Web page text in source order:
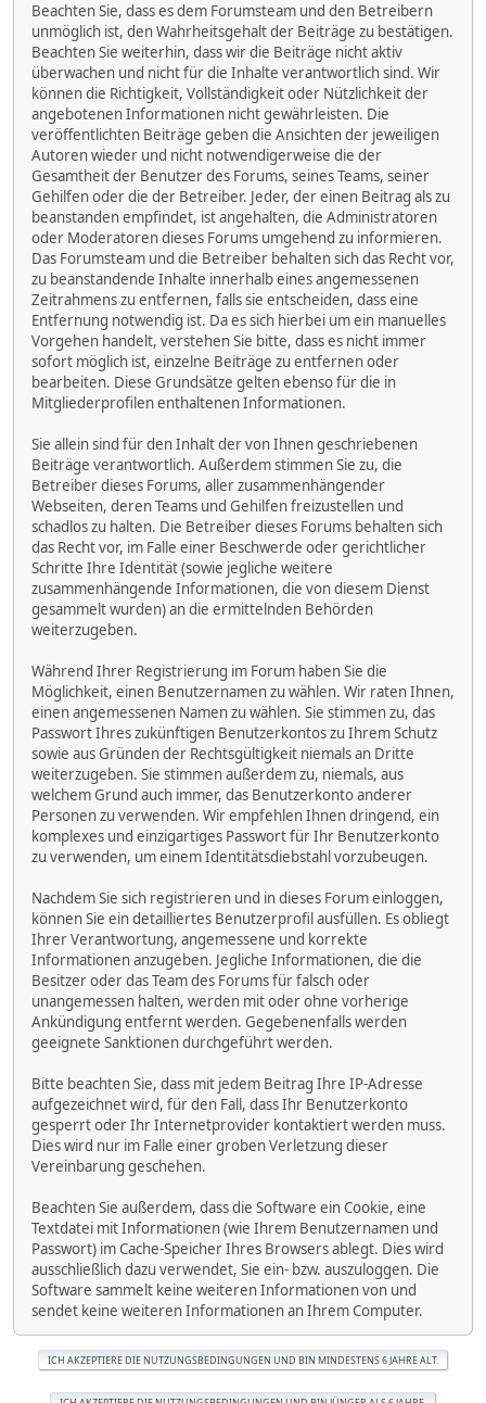
Beachten Sie, dass es dem Forumsteam und den Betreibern
unmöglich ist, den Wahrheitsgehalt der Beiträge zu bestätigen.
Beachten Sie weiterhin, dass wir die Beiträge nicht aktiv
überwachen und nicht für die Inhalte verantwortlich sind. Wir
können die Richtigkeit, Vollständigkeit oder Nützlichkeit der
angebotenen Informationen nicht gewährleisten. Die
veröffentlichten Beiträge geben die Ansichten der jeweiligen
Autoren wieder und nicht notwendigerweise die der
Gesamtheit der Benutzer des Forums, seines Teams, seiner
Gehilfen oder die der Betreiber. Jeder, der einen Beitrag als zu
beanstanden empfindet, ist angehalten, die Administratoren
oder Moderatoren dieses Forums umgehend zu informieren.
Das Forumsteam und die Betreiber behalten sich das Recht vor,
zu beanstandende Inhalte innerhalb eines angemessenen
Zeitrahmens zu entfernen, falls sie entscheiden, dass eine
Entfernung notwendig ist. Da es sich hierbei um ein manuelles
Vorgehen handelt, verstehen Sie bitte, dass es nicht immer
sofort möglich ist, einzelne Beiträge zu entfernen oder
bearbeiten. Diese Grundsätze gelten ebenso für die in
Mitgliederprofilen enthaltenen Informationen.
Sie allein sind für den Inhalt der von Ihnen geschriebenen
Beiträge verantwortlich. Außerdem stimmen Sie zu, die
Betreiber dieses Forums, aller zusammenhängender
Webseiten, deren Teams und Gehilfen freizustellen und
schadlos zu halten. Die Betreiber dieses Forums behalten sich
das Recht vor, im Falle einer Beschwerde oder gerichtlicher
Schritte Ihre Identität (sowie jegliche weitere
zusammenhängende Informationen, die von diesem Dienst
gesammelt wurden) an die ermittelnden Behörden
weiterzugeben.
Während Ihrer Registrierung im Forum haben Sie die
Möglichkeit, einen Benutzernamen zu wählen. Wir raten Ihnen,
einen angemessenen Namen zu wählen. Sie stimmen zu, das
Passwort Ihres zukünftigen Benutzerkontos zu Ihrem Schutz
sowie aus Gründen der Rechtsgültigkeit niemals an Dritte
weiterzugeben. Sie stimmen außerdem zu, niemals, aus
welchem Grund auch immer, das Benutzerkonto anderer
Personen zu verwenden. Wir empfehlen Ihnen dringend, ein
komplexes und einzigartiges Passwort für Ihr Benutzerkonto
zu verwenden, um einem Identitätsdiebstahl vorzubeugen.
Nachdem Sie sich registrieren und in dieses Forum einloggen,
können Sie ein detailliertes Benutzerprofil ausfüllen. Es obliegt
Ihrer Verantwortung, angemessene und korrekte
Informationen anzugeben. Jegliche Informationen, die die
Besitzer oder das Team des Forums für falsch oder
unangemessen halten, werden mit oder ohne vorherige
Ankündigung entfernt werden. Gegebenenfalls werden
geeignete Sanktionen durchgeführt werden.
Bitte beachten Sie, dass mit jedem Beitrag Ihre IP-Adresse
aufgezeichnet wird, für den Fall, dass Ihr Benutzerkonto
gesperrt oder Ihr Internetprovider kontaktiert werden muss.
Dies wird nur im Falle einer groben Verletzung dieser
Vereinbarung geschehen.
Beachten Sie außerdem, dass die Software ein Cookie, eine
Textdatei mit Informationen (wie Ihrem Benutzernamen und
Passwort) im Cache-Speicher Ihres Browsers ablegt. Dies wird
ausschließlich dazu verwendet, Sie ein- bzw. auszuloggen. Die
Software sammelt keine weiteren Informationen von und
sendet keine weiteren Informationen an Ihrem Computer.